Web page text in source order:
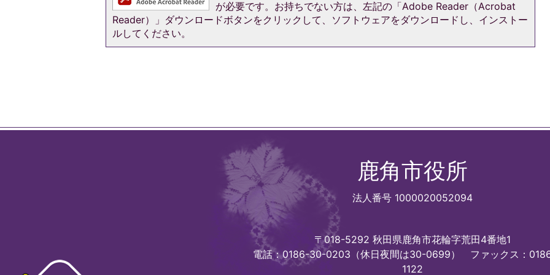
が必要です。お持ちでない方は、左記の「Adobe Reader（Acrobat
Reader）」ダウンロードボタンをクリックして、ソフトウェアをダウンロードし、インストー
ルしてください。
鹿角市役所
法人番号 1000020052094
〒018-5292 秋田県鹿角市花輪字荒田4番地1
電話：0186-30-0203（休日夜間は30-0699）
ファックス：
1122